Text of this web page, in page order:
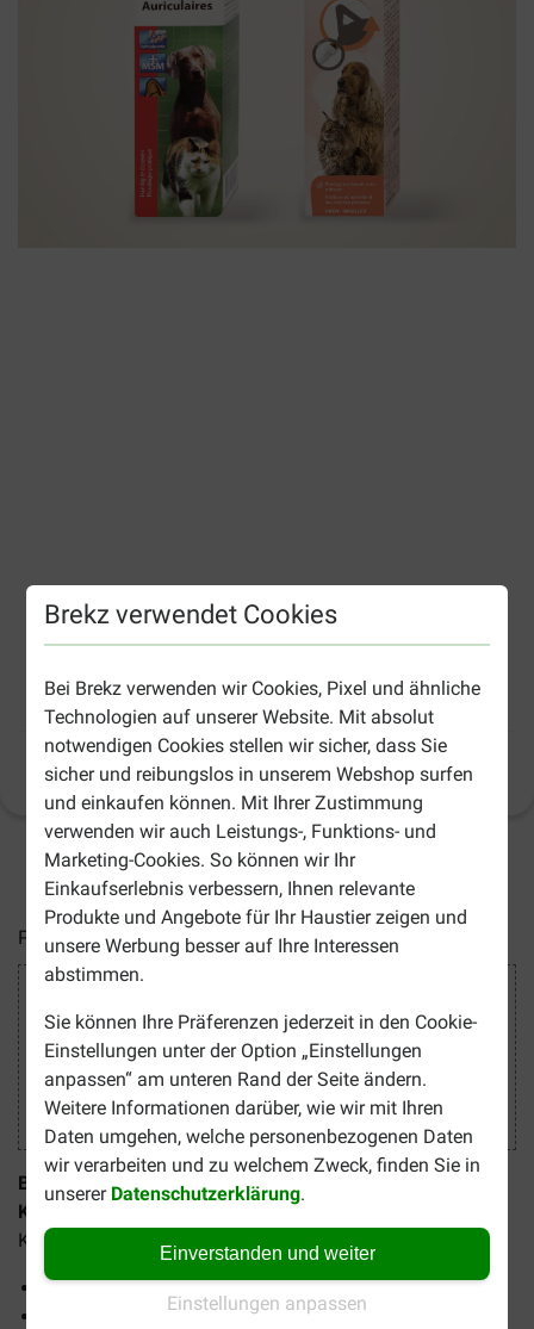
Brekz verwendet Cookies
Bei Brekz verwenden wir Cookies, Pixel und ähnliche
Technologien auf unserer Website. Mit absolut
notwendigen Cookies stellen wir sicher, dass Sie
sicher und reibungslos in unserem Webshop surfen
und einkaufen können. Mit Ihrer Zustimmung
verwenden wir auch Leistungs-, Funktions- und
Marketing-Cookies. So können wir Ihr
Einkaufserlebnis verbessern, Ihnen relevante
Produkte und Angebote für Ihr Haustier zeigen und
unsere Werbung besser auf Ihre Interessen
abstimmen.
Sie können Ihre Präferenzen jederzeit in den Cookie-
Einstellungen unter der Option „Einstellungen
anpassen“ am unteren Rand der Seite ändern.
Weitere Informationen darüber, wie wir mit Ihren
Daten umgehen, welche personenbezogenen Daten
wir verarbeiten und zu welchem Zweck, finden Sie in
unserer Datenschutzerklärung.
Einverstanden und weiter
Einstellungen anpassen
Beaphar Ohrreiniger Hund und Katze
(15) Produktinformation
3-6 Arbeitstage, sofern nicht anders angegeben
Preise inkl. MwSt zzgl.Versandkosten
Beaphar Bio Reinigungsmilch für die Ohren von Hund &
Katze (100 ml)
ist ein milder Ohrenreiniger für Hunde und
Katzen, der Entzündungen vorbeugen kann.
Für eine milde Reinigung der Ohren
Mit Inhaltsstoffen aus biologischem Anbau